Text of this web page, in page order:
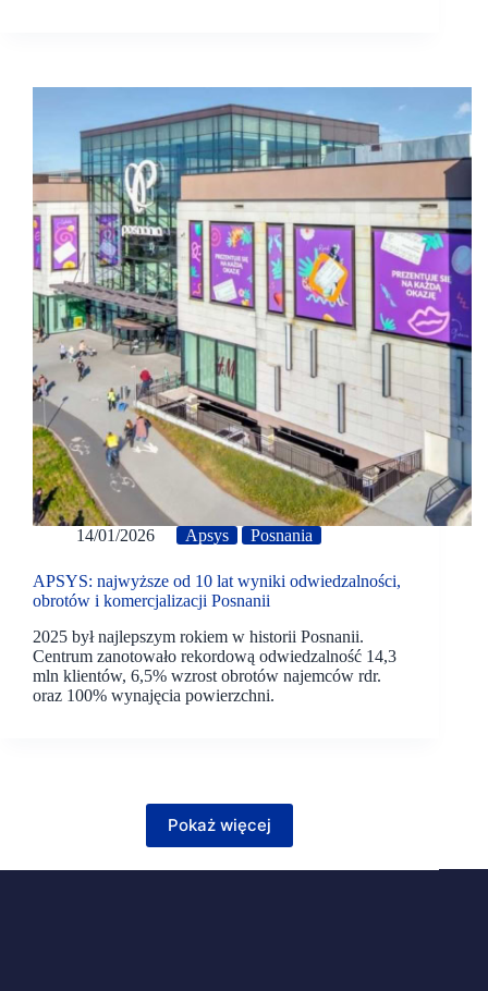
14/01/2026 Apsys Posnania
APSYS: najwyższe od 10 lat wyniki odwiedzalności,
obrotów i komercjalizacji Posnanii
2025 był najlepszym rokiem w historii Posnanii.
Centrum zanotowało rekordową odwiedzalność 14,3
mln klientów, 6,5% wzrost obrotów najemców rdr.
oraz 100% wynajęcia powierzchni.
Pokaż więcej